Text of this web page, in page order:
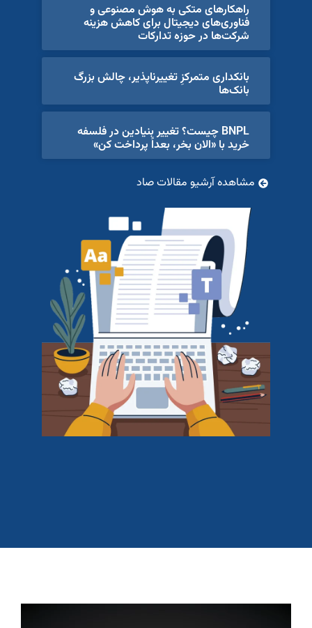
راهکارهای متکی به هوش مصنوعی و
فناوری‌های دیجیتال برای کاهش هزینه
شرکت‌ها در حوزه تدارکات
بانکداری متمرکزِ تغییرناپذیر، چالش بزرگ
بانک‌ها
BNPL چیست؟ تغییر بنیادین در فلسفه
خرید با «الان بخر، بعداً پرداخت کن»
مشاهده آرشیو مقالات صاد